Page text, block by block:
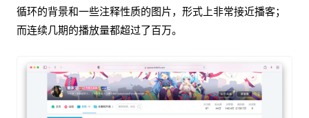
循环的背景和一些注释性质的图片，形式上非常接近播客；
而连续几期的播放量都超过了百万。